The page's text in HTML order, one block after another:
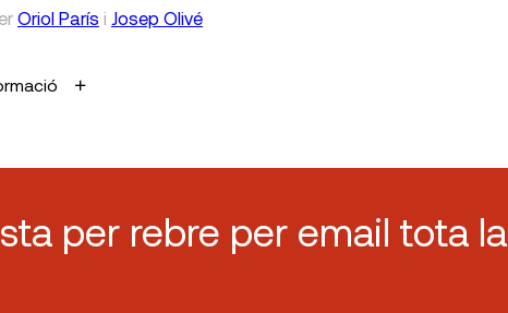
Oriol París i Josep Olivé
per rebre per email tota la